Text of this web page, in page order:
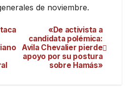
de noviembre.
«De activista a
candidata polémica:
Avila Chevalier pierde
apoyo por su postura
sobre Hamás»